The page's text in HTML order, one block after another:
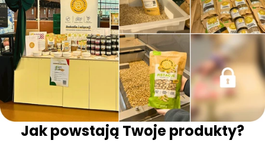
Jak powstają Twoje produkty?